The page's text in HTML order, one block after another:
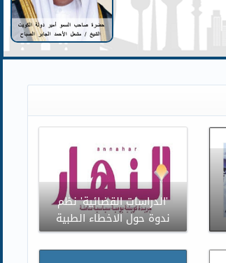
'الدراسات القضائية' نظم
ندوة حول الاخطاء الطبية